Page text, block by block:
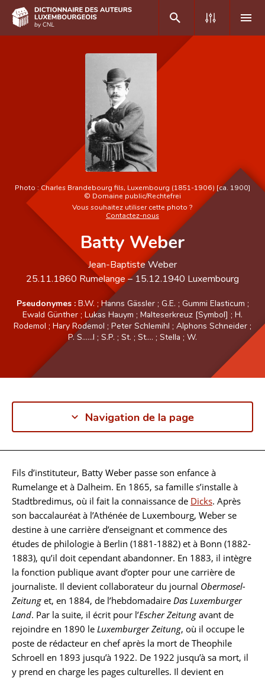
Recherche avancée
Foire aux questions
CNL
Équipe scientifique
Photo :Charles Brandebourg fils, Luxembourg (1851-1906) [ca. 1900]
© Domaine public/Rechtefrei
Vous souhaitez utiliser cette photo ?
Contactez-nous
Batty Weber
Jean-Baptiste Weber
25.11.1860 Rumelange–15.12.1940 Luxembourg
Pseudonymes : B.W. ; Hanns Gässler; G.E. ; Gummi Elasticum ;
Ewald Günther ; Lukas Hauym ; Malteserkreuz [Symbol] ; H.
Rodemol ; Hary Rodemol ; Peter Schlemihl ; Alphons Schneider ;
P. S……l ; S.P. ; St. ; St.... ; Stella ; W.
Navigation de la page
Biographie
Fils d’instituteur, Batty Weber passe son enfance à
Rumelange et à Dalheim. En 1865, sa famille s’installe à
Stadtbredimus, où il fait la connaissance de Dicks. Après
son baccalauréat à l’Athénée de Luxembourg, Weber se
destine à une carrière d’enseignant et commence des
études de philologie à Berlin (1881-1882) et à Bonn (1882-
1883), qu’il doit cependant abandonner. En 1883, il intègre
la fonction publique avant d’opter pour une carrière de
journaliste. Il devient collaborateur du journal Obermosel-
Zeitung et, en 1884, de l’hebdomadaire Das Luxemburger
Land. Par la suite, il écrit pour l’Escher Zeitung avant de
rejoindre en 1890 le Luxemburger Zeitung, où il occupe le
poste de rédacteur en chef après la mort de Theophile
Schroell en 1893 jusqu’à 1922. De 1922 jusqu’à sa mort, il
y prend en charge les pages culturelles. Il devient en